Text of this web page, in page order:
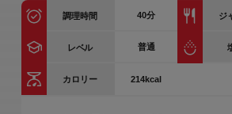
調理時間 40分 ジ
レベル 普通
カロリー 214kcal